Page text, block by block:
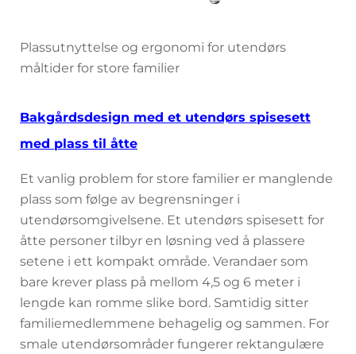
Plassutnyttelse og ergonomi for utendørs
måltider for store familier
Bakgårdsdesign med et utendørs spisesett
med plass til åtte
Et vanlig problem for store familier er manglende
plass som følge av begrensninger i
utendørsomgivelsene. Et utendørs spisesett for
åtte personer tilbyr en løsning ved å plassere
setene i ett kompakt område. Verandaer som
bare krever plass på mellom 4,5 og 6 meter i
lengde kan romme slike bord. Samtidig sitter
familiemedlemmene behagelig og sammen. For
smale utendørsområder fungerer rektangulære